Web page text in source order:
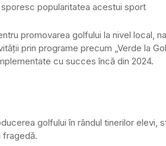
popularitatea acestui sport
promovarea golfului la nivel local,
prin programe precum „Verde la
cu succes încă din 2024.
golfului în rândul tinerilor elevi,
fragedă.